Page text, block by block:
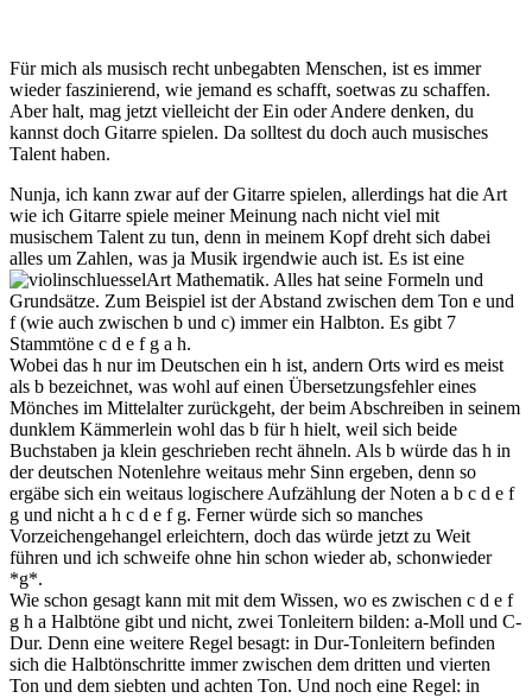
Für mich als musisch recht unbegabten Menschen, ist es immer
wieder faszinierend, wie jemand es schafft, soetwas zu schaffen.
Aber halt, mag jetzt vielleicht der Ein oder Andere denken, du
kannst doch Gitarre spielen. Da solltest du doch auch musisches
Talent haben.
Nunja, ich kann zwar auf der Gitarre spielen, allerdings hat die Art
wie ich Gitarre spiele meiner Meinung nach nicht viel mit
musischem Talent zu tun, denn in meinem Kopf dreht sich dabei
alles um Zahlen, was ja Musik irgendwie auch ist. Es ist eine
Art Mathematik. Alles hat seine Formeln und
Grundsätze. Zum Beispiel ist der Abstand zwischen dem Ton e und
f (wie auch zwischen b und c) immer ein Halbton. Es gibt 7
Stammtöne c d e f g a h.
Wobei das h nur im Deutschen ein h ist, andern Orts wird es meist
als b bezeichnet, was wohl auf einen Übersetzungsfehler eines
Mönches im Mittelalter zurückgeht, der beim Abschreiben in seinem
dunklem Kämmerlein wohl das b für h hielt, weil sich beide
Buchstaben ja klein geschrieben recht ähneln. Als b würde das h in
der deutschen Notenlehre weitaus mehr Sinn ergeben, denn so
ergäbe sich ein weitaus logischere Aufzählung der Noten a b c d e f
g und nicht a h c d e f g. Ferner würde sich so manches
Vorzeichengehangel erleichtern, doch das würde jetzt zu Weit
führen und ich schweife ohne hin schon wieder ab, schonwieder
*g*.
Wie schon gesagt kann mit mit dem Wissen, wo es zwischen c d e f
g h a Halbtöne gibt und nicht, zwei Tonleitern bilden: a-Moll und C-
Dur. Denn eine weitere Regel besagt: in Dur-Tonleitern befinden
sich die Halbtönschritte immer zwischen dem dritten und vierten
Ton und dem siebten und achten Ton. Und noch eine Regel: in